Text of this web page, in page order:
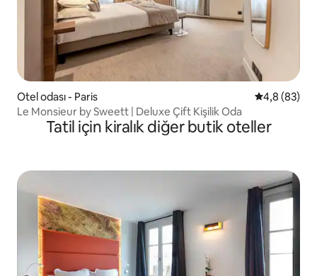
Otel odası - Paris 5 üzerinden
4,8 (83)
Le Monsieur by Sweett | Deluxe Çift Kişilik Oda
Tatil için kiralık diğer butik oteller